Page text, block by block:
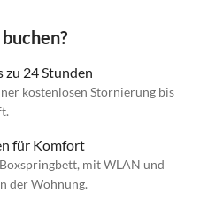
zu 24 Stunden
kostenlosen Stornierung bis
für Komfort
mit WLAN und
der Wohnung.